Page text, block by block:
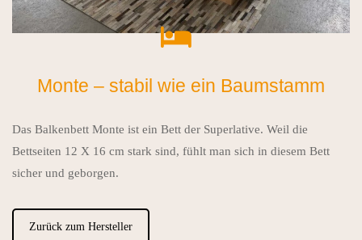
Monte – stabil wie ein Baumstamm
Das Balkenbett Monte ist ein Bett der Superlative. Weil die
Bettseiten 12 X 16 cm stark sind, fühlt man sich in diesem Bett
sicher und geborgen.
Zurück zum Hersteller